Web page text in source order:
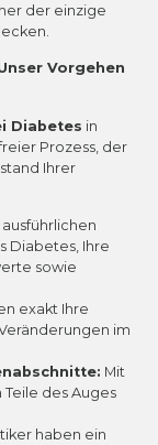
der einzige
Vorgehen
Diabetes in
Prozess, der
Ihrer
Diabetes, Ihre
sowie
exakt Ihre
im
Mit
des Auges
haben ein